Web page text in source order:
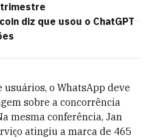
diz que usou o ChatGPT
usuários, o WhatsApp deve
sobre a concorrência
mesma conferência, Jan
atingiu a marca de 465